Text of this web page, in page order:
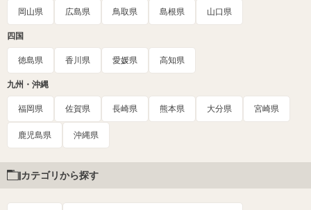
岡山県 広島県 鳥取県 島根県 山口県
四国
徳島県 香川県 愛媛県 高知県
九州・沖縄
福岡県 佐賀県 長崎県 熊本県 大分県 宮崎県
鹿児島県 沖縄県
カテゴリから探す